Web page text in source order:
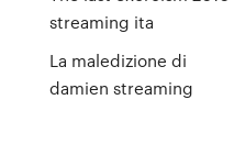
streaming ita
La maledizione di
damien streaming